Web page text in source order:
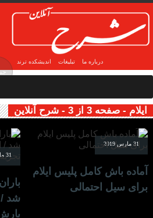
اندیشکده ترند تبلیغات درباره ما
ایلام - صفحه 3 از 3 - شرح آنلاین
31 مارس 2019
آماده باش کامل پلیس ایلام
برای سیل احتمالی
31 مارس 2019
شد /